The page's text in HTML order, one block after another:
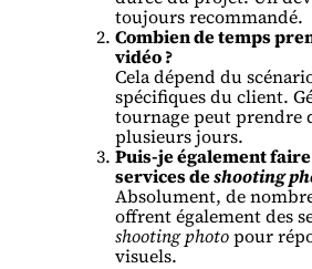
toujours recommandé.
Combien de temps
vidéo ?
Cela dépend du
spécifiques du client.
tournage peut prendre
plusieurs jours.
Puis-je également
services deshooting
Absolument, de
offrent également des
shooting photopour
visuels.